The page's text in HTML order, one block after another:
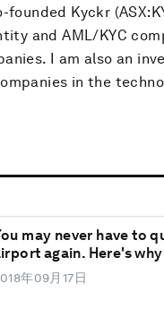
founded Kyckr
and AML/KYC
I am also an
in the
may never have to
again. Here's why
年09月17日